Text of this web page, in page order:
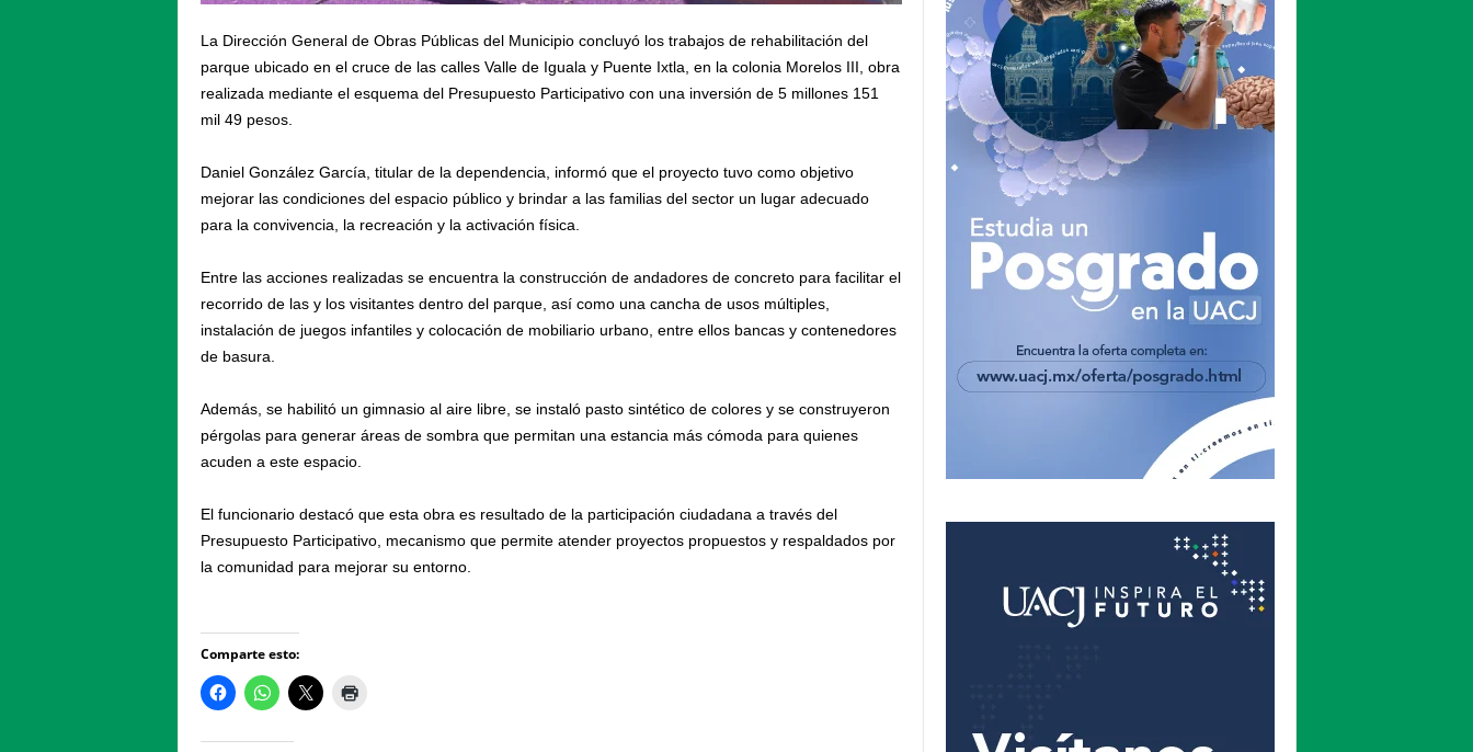
La Dirección General de Obras Públicas del Municipio concluyó los trabajos de rehabilitación del
parque ubicado en el cruce de las calles Valle de Iguala y Puente Ixtla, en la colonia Morelos III, obra
realizada mediante el esquema del Presupuesto Participativo con una inversión de 5 millones 151
mil 49 pesos.
Daniel González García, titular de la dependencia, informó que el proyecto tuvo como objetivo
mejorar las condiciones del espacio público y brindar a las familias del sector un lugar adecuado
para la convivencia, la recreación y la activación física.
Entre las acciones realizadas se encuentra la construcción de andadores de concreto para facilitar el
recorrido de las y los visitantes dentro del parque, así como una cancha de usos múltiples,
instalación de juegos infantiles y colocación de mobiliario urbano, entre ellos bancas y contenedores
de basura.
Además, se habilitó un gimnasio al aire libre, se instaló pasto sintético de colores y se construyeron
pérgolas para generar áreas de sombra que permitan una estancia más cómoda para quienes
acuden a este espacio.
El funcionario destacó que esta obra es resultado de la participación ciudadana a través del
Presupuesto Participativo, mecanismo que permite atender proyectos propuestos y respaldados por
la comunidad para mejorar su entorno.
Comparte esto: